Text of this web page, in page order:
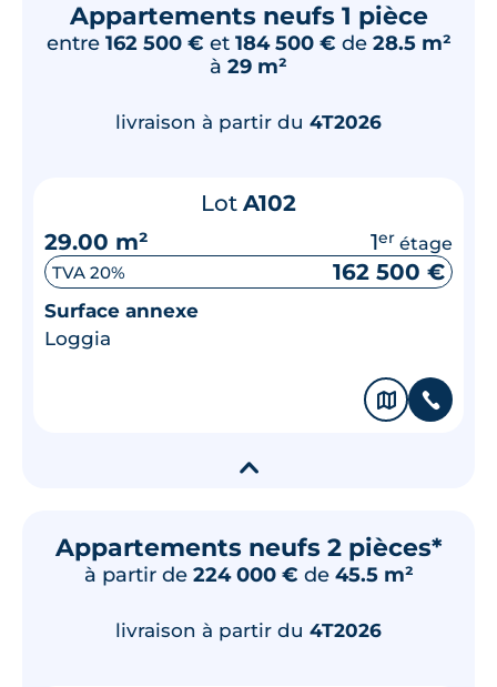
Appartements neufs 1 pièce
entre 162 500 € et 184 500 € de 28.5 m²
à 29 m²
livraison à partir du 4T2026
Lot A102
29.00 m²
1er étage
TVA 20% 162 500 €
Surface annexe
Loggia
🗞 📞
▾
Appartements neufs 2 pièces*
à partir de 224 000 € de 45.5 m²
livraison à partir du 4T2026